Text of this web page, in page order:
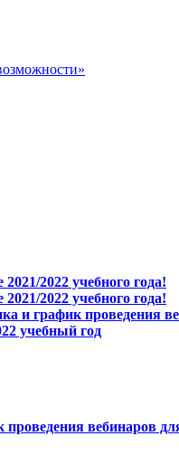
2022 учебного года!
2022 учебного года!
и график проведения
учебный год
вебинаров